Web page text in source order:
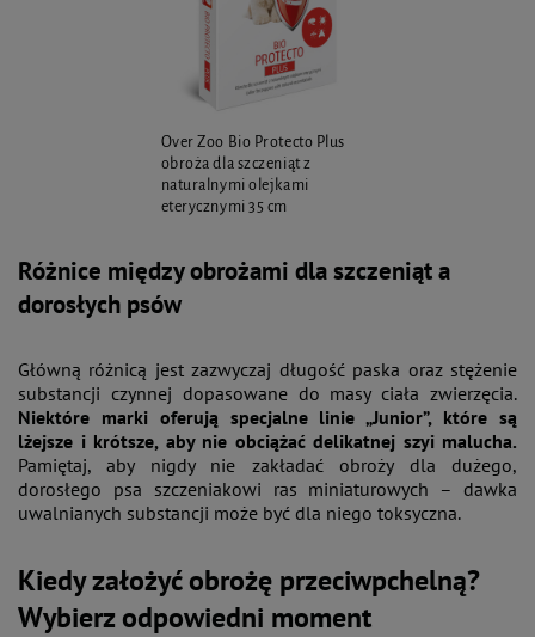
Over Zoo Bio Protecto Plus
obroża dla szczeniąt z
naturalnymi olejkami
eterycznymi 35 cm
Różnice między obrożami dla szczeniąt a
dorosłych psów
Główną różnicą jest zazwyczaj długość paska oraz stężenie
substancji czynnej dopasowane do masy ciała zwierzęcia.
Niektóre marki oferują specjalne linie „Junior”, które są
lżejsze i krótsze, aby nie obciążać delikatnej szyi malucha.
Pamiętaj, aby nigdy nie zakładać obroży dla dużego,
dorosłego psa szczeniakowi ras miniaturowych – dawka
uwalnianych substancji może być dla niego toksyczna.
Kiedy założyć obrożę przeciwpchelną?
Wybierz odpowiedni moment